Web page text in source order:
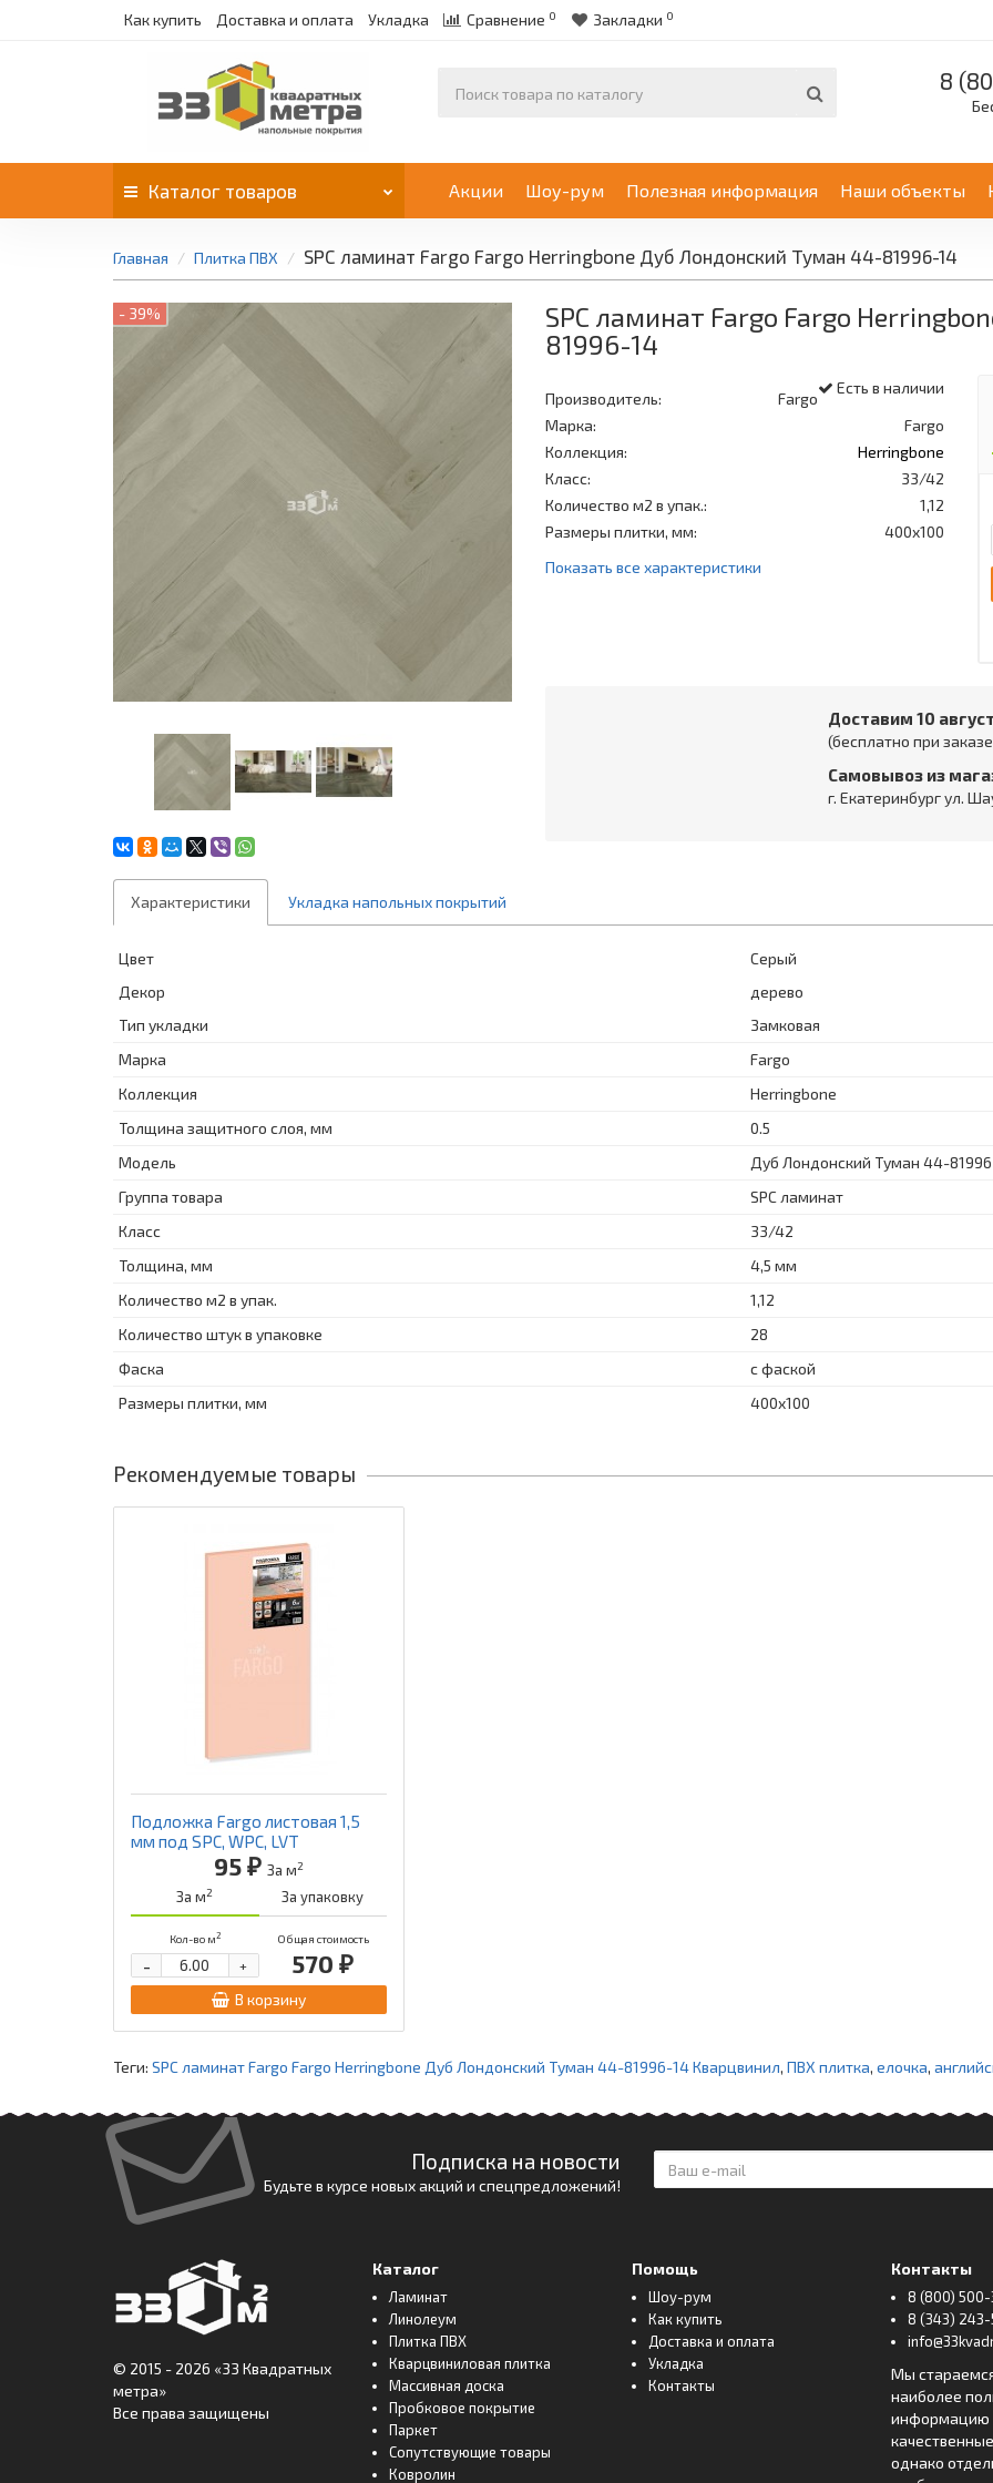
Как купить Доставка и оплата Укладка Сравнение 0 Закладки 0
8
Каталог товаров Акции Шоу-рум Полезная информация Наши объекты
Главная Плитка ПВХ SPC ламинат Fargo Fargo Herringbone Дуб Лондонский Туман 44-81996-14
- 39%
SPC ламинат Fargo Fargo
81996-14
Есть в наличии
Производитель:
Fargo
Марка:
Fargo
Коллекция:
Herringbone
Класс:
33/42
Количество м2 в упак.:
1,12
Размеры плитки, мм:
400x100
Показать все характеристики
Доставим 10
(бесплатно при
Самовывоз из
г. Екатеринбург ул.
Характеристики Укладка напольных покрытий
Цвет
Серый
Декор
дерево
Тип укладки
Замковая
Марка
Fargo
Коллекция
Herringbone
Толщина защитного слоя, мм
0.5
Модель
Дуб Лондонский Туман 44-
Группа товара
SPC ламинат
Класс
33/42
Толщина, мм
4,5 мм
Количество м2 в упак.
1,12
Количество штук в упаковке
28
Фаска
с фаской
Размеры плитки, мм
400x100
Рекомендуемые товары
Подложка Fargo листовая 1,5
мм под SPC, WPC, LVT
95 ₽ За м2
За м2 За упаковку
Кол-во м2 Общая стоимость
570 ₽
+
-
В корзину
Теги: SPC ламинат Fargo Fargo Herringbone Дуб Лондонский Туман 44-81996-14 Кварцвинил, ПВХ плитка, елочка,
Подписка на новости
Будьте в курсе новых акций и спецпредложений!
© 2015 - 2026 «33 Квадратных
метра»
Все права защищены
Каталог
Ламинат
Линолеум
Плитка ПВХ
Кварцвиниловая плитка
Массивная доска
Пробковое покрытие
Паркет
Сопутствующие товары
Ковролин
Помощь
Шоу-рум
Как купить
Доставка и оплата
Укладка
Контакты
Контакты
8 (800) 500-
8 (343)
Мы
наиболее
информацию
однако